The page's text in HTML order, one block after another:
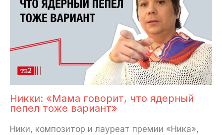
Никки: «Мама говорит, что ядерный
пепел тоже вариант»
Ники, композитор и лауреат премии «Ника»,